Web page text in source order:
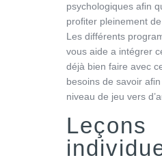
psychologiques aﬁn
proﬁter pleinement
Les différents
vous aide a intégrer
déjà bien faire avec
besoins de savoir aﬁn
niveau de jeu vers
Leçons